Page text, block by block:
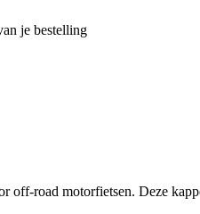
je bestelling
road motorfietsen. Deze